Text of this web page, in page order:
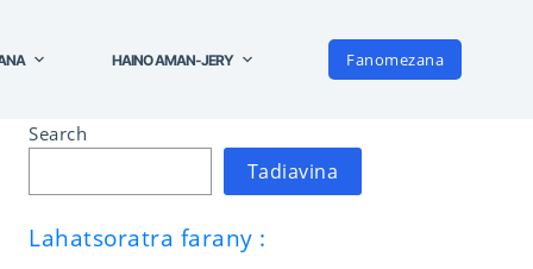
HAINO AMAN-JERY Fanomezana
Search
Tadiavina
Lahatsoratra farany :